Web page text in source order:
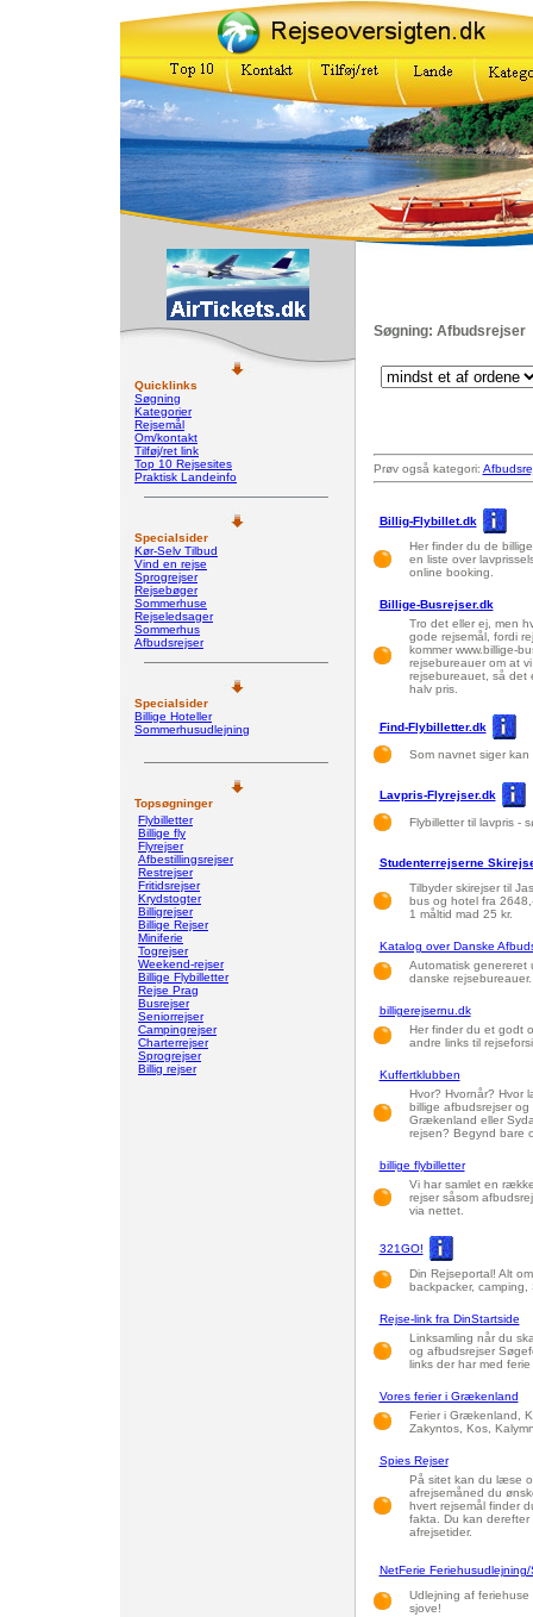
Quicklinks
Søgning
Kategorier
Rejsemål
Om/kontakt
Tilføj/ret link
Top 10 Rejsesites
Praktisk Landeinfo
Specialsider
Kør-Selv Tilbud
Vind en rejse
Sprogrejser
Rejsebøger
Sommerhuse
Rejseledsager
Sommerhus
Afbudsrejser
Specialsider
Billige Hoteller
Sommerhusudlejning
Topsøgninger
Flybilletter
Billige fly
Flyrejser
Afbestillingsrejser
Restrejser
Fritidsrejser
Krydstogter
Billigrejser
Billige Rejser
Miniferie
Togrejser
Weekend-rejser
Billige Flybilletter
Rejse Prag
Busrejser
Seniorrejser
Campingrejser
Charterrejser
Sprogrejser
Billig rejser
Søgning: Afbudsrejser
Prøv også kategori:
Billig-Flybillet.dk
Her finder du de
en liste over
online booking.
Billige-Busrejser.dk
Tro det eller ej, men
gode rejsemål, fordi
kommer www.billige-
rejsebureauer om at
rejsebureauet, så det
halv pris.
Find-Flybilletter.dk
Som navnet siger
Lavpris-Flyrejser.dk
Flybilletter til lavpris -
Studenterrejserne
Tilbyder skirejser til
bus og hotel fra
1 måltid mad 25 kr.
Katalog over Danske
Automatisk genereret
danske
billigerejsernu.dk
Her finder du et godt
andre links til
Kuffertklubben
Hvor? Hvornår? Hvor
billige afbudsrejser
Grækenland eller
rejsen? Begynd bare
billige flybilletter
Vi har samlet en
rejser såsom
via nettet.
321GO!
Din Rejseportal! Alt
backpacker,
Rejse-link fra DinStartside
Linksamling når du
og afbudsrejser
links der har med
Vores ferier i Grækenland
Ferier i Grækenland,
Zakyntos, Kos,
Spies Rejser
På sitet kan du læse
afrejsemåned du
hvert rejsemål finder
fakta. Du kan derefter
afrejsetider.
NetFerie
Udlejning af feriehuse
sjove!